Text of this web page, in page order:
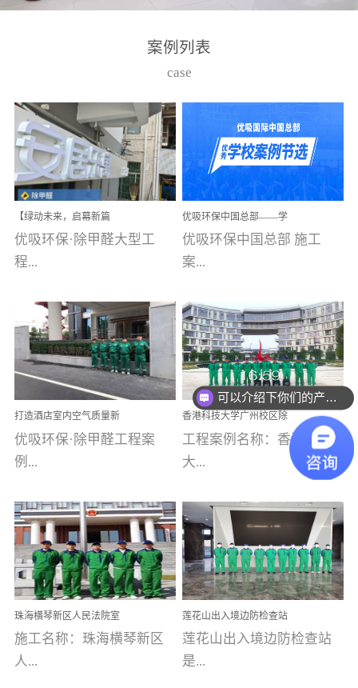
高技能的团队。汇聚了众
取得了多项产品技术专利
和多项国家版权局著作
权，获得高新技术企业称
号。生产优势自主生产自
给自足，优吸公司于2015
在广州番禺区成功建立产
品线生产基地，工厂拥有
自动化生产设备和成熟的
选择源头源材料、严控产
品质量，我们每一批的生
产产品都经过严格的质检
程序；生产车间为优吸总
部和全国分支机构生产光
触媒、净醛王、祛味剂等
优吸系列产品，保质保量
完成生产任务，确保全国
求。资质优势团队优势分
支优势优吸环保是一棵正
茁壮成长的树，只要我们
人人都爱护她、珍惜她、
她将越来越枝繁叶茂，终
将会成为一棵参天大树！
优吸环保截止2020年拥有
全国600家网点分支机构。
案例列表
case
【绿动未来，启幕新篇
章】优吸环保中标深圳安
居乐寓，超大型工装室内
空气治理项目顺利启航，
优吸环保·除甲醛大型工
程...
案例【深圳安居乐寓】室
内空气治理项目深圳安居
乐寓 深圳市安居乐寓
为深圳安居集团旗下城...
优吸环保中国总部——学
校施工案例(节选)
优吸环保中国总部 施工
案...
例(学校工装节选)广州南沙
小学(珠江湾校区)项目地
址：广州市南沙区海滨路
南沙珠江湾江门市蓬江区
禾...
打造酒店室内空气质量新
标杆——优吸环保·标杆之
作：东莞美豪雅致酒店室
内空气治理工程纪实
优吸环保·除甲醛工程案
例...
【东莞美豪雅致酒店】室
内空气治理项目东莞美豪
雅致酒店 东莞美豪雅
致酒店是为中高端人士...
香港科技大学广州校区除
甲醛项目圆满完成
工程案例名称：香港科技
大...
学广州校区室内空气治
理 工程案例地址：广
州南沙区·香港科技大学(广
州)校区 工程案...
珠海横琴新区人民法院室
内除甲醛空气治理项目
施工名称：珠海横琴新区
人...
莲花山出入境边防检查站
室内除甲醛空气治理项目
莲花山出入境边防检查站
是...
可以介绍下你们的产品么